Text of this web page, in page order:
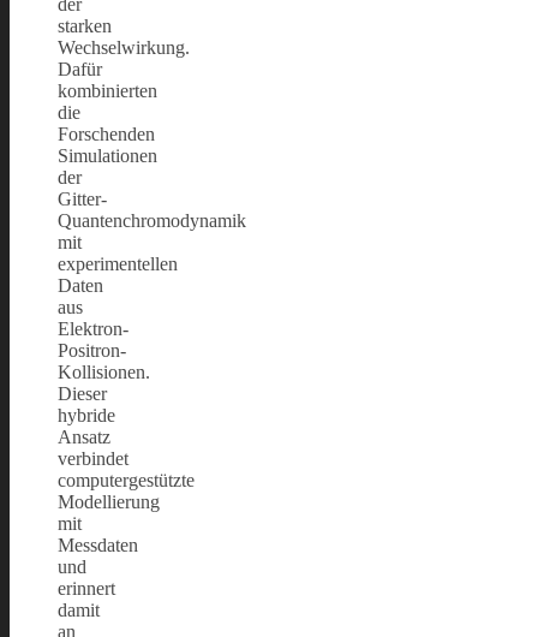
starken
Wechselwirkung.
Dafür
kombinierten
die
Forschenden
Simulationen
der
Gitter-
Quantenchromodynamik
mit
experimentellen
Daten
aus
Elektron-
Positron-
Kollisionen.
Dieser
hybride
Ansatz
verbindet
computergestützte
Modellierung
mit
Messdaten
und
erinnert
damit
an